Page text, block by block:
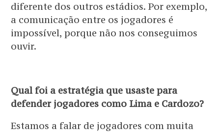
diferente dos outros estádios. Por exemplo,
a comunicação entre os jogadores é
impossível, porque não nos conseguimos
ouvir.
Qual foi a estratégia que usaste para
defender jogadores como Lima e Cardozo?
Estamos a falar de jogadores com muita